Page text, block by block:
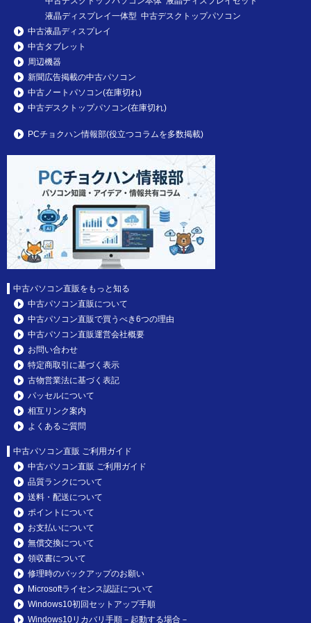
液晶ディスプレイ一体型 中古デスクトップパソコン
中古液晶ディスプレイ
中古タブレット
周辺機器
新聞広告掲載の中古パソコン
中古ノートパソコン(在庫切れ)
中古デスクトップパソコン(在庫切れ)
PCチョクハン情報部(役立つコラムを多数掲載)
中古パソコン直販をもっと知る
中古パソコン直販について
中古パソコン直販で買うべき6つの理由
中古パソコン直販運営会社概要
お問い合わせ
特定商取引に基づく表示
古物営業法に基づく表記
パッセルについて
相互リンク案内
よくあるご質問
中古パソコン直販 ご利用ガイド
中古パソコン直販 ご利用ガイド
品質ランクについて
送料・配送について
ポイントについて
お支払いについて
無償交換について
領収書について
修理時のバックアップのお願い
Microsoftライセンス認証について
Windows10初回セットアップ手順
Windows10リカバリ手順－起動する場合－